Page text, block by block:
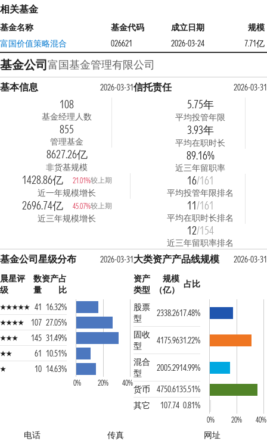
相关基金
基金名称 基金代码 成立日期
规模
富国价值策略混合
026621 2026-03-24 7.71亿
基金公司富国基金管理有限公司
基本信息 2026-03-31
108
基金经理人数
855
管理基金
8627.26亿
非货基规模
1428.86亿 21.01%较上期
近一年规模增长
2696.74亿 45.07%较上期
近三年规模增长
信托责任 2026-03-31
5.75年
平均投管年限
3.93年
平均在职时长
89.16%
近三年留职率
16/161
平均投管年限排名
11/161
平均在职时长排名
12/154
近三年留职率排名
基金公司星级分布
2026-03-31
晨星评
级
数
量
资产占
比
41 16.32%
107 27.05%
145 31.49%
61 10.51%
10 14.63%
0% 20% 40%
大类资产产品线规模
2026-03-31
资产
类型
规模
（亿）
占比
股票
型
2338.2617.48%
固收
型
4175.9631.22%
混合
型
2005.2914.99%
货币
4750.6135.51%
其它
107.74 0.81%
0% 20% 40%
电话
传真
网址